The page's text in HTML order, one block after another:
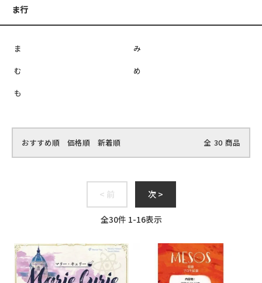
ま行
ま
み
む
め
も
おすすめ順 価格順 新着順 全 30 商品
< 前 次 >
全30件 1-16表示